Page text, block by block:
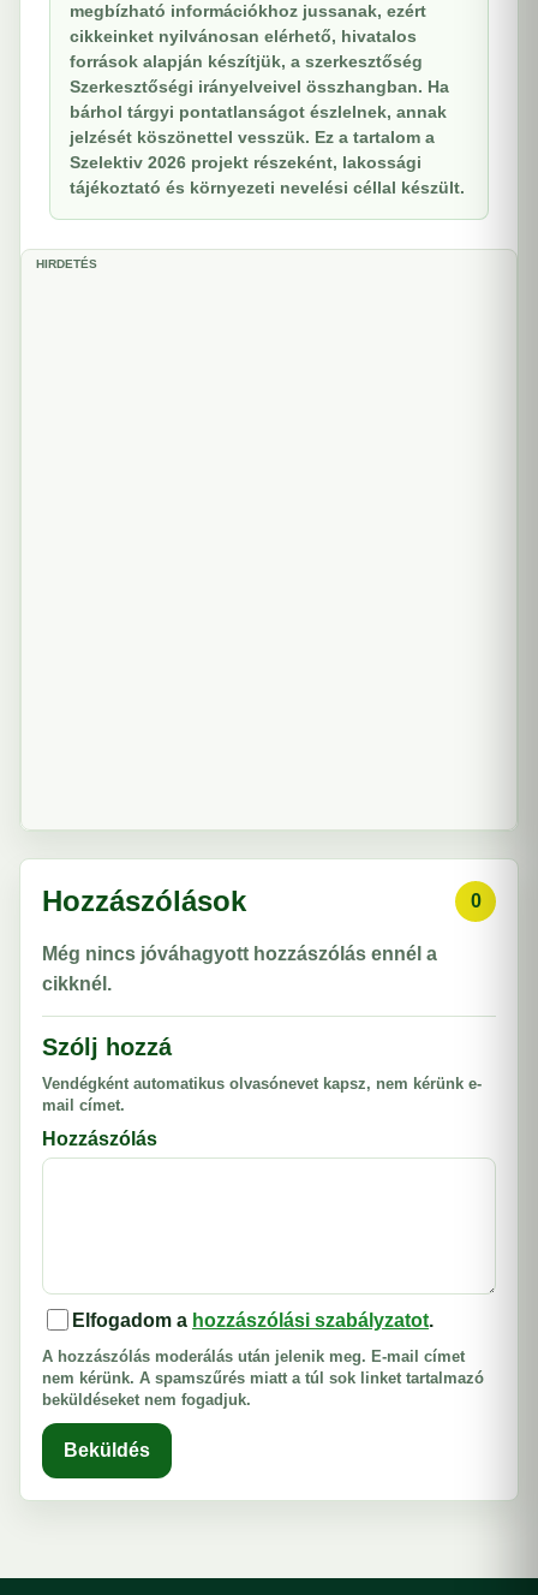
megbízható információkhoz jussanak, ezért
cikkeinket nyilvánosan elérhető, hivatalos
források alapján készítjük, a szerkesztőség
Szerkesztőségi irányelveivel összhangban. Ha
bárhol tárgyi pontatlanságot észlelnek, annak
jelzését köszönettel vesszük. Ez a tartalom a
Szelektiv 2026 projekt részeként, lakossági
tájékoztató és környezeti nevelési céllal készült.
HIRDETÉS
Hozzászólások 0
Még nincs jóváhagyott hozzászólás ennél a
cikknél.
Szólj hozzá
Vendégként automatikus olvasónevet kapsz, nem kérünk e-
mail címet.
Hozzászólás
Elfogadom a hozzászólási szabályzatot.
A hozzászólás moderálás után jelenik meg. E-mail címet
nem kérünk. A spamszűrés miatt a túl sok linket tartalmazó
beküldéseket nem fogadjuk.
Beküldés